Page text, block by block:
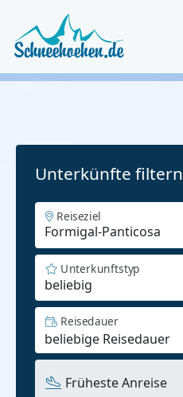
Unterkünfte filtern
Reiseziel
beliebig
Unterkunftstyp
Reisedauer
Früheste Anreise